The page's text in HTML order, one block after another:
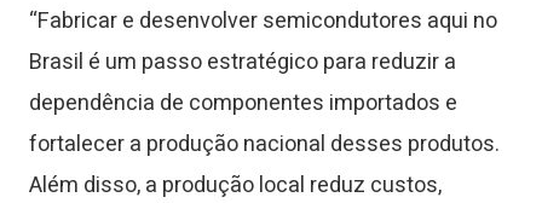
“Fabricar e desenvolver semicondutores aqui no
Brasil é um passo estratégico para reduzir a
dependência de componentes importados e
fortalecer a produção nacional desses produtos.
Além disso, a produção local reduz custos,